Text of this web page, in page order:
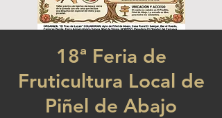
18ª Feria de
Fruticultura Local de
Piñel de Abajo